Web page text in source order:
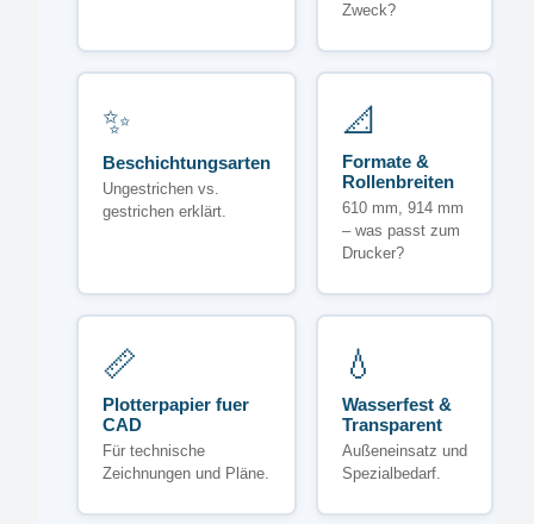
Zweck?
✨
Beschichtungsarten
Ungestrichen vs.
gestrichen erklärt.
📐
Formate &
Rollenbreiten
610 mm, 914 mm
– was passt zum
Drucker?
📏
Plotterpapier fuer
CAD
Für technische
Zeichnungen und Pläne.
💧
Wasserfest &
Transparent
Außeneinsatz und
Spezialbedarf.